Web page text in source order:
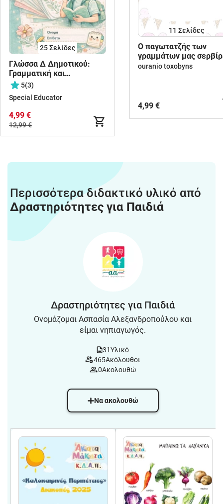
25Σελίδες
Γλώσσα Δ Δημοτικού:
Γραμματική και
Συντακτικό όλων των
ενοτήτων
5(3)
Special Educator
4,99 €
12,99 €
11 Σελίδες
O παγωτατζής των
γραμμάτων μας
κεφαλαία και πεζά!
ouranio toxobyns
4,99 €
Περισσότερα διδακτικό υλικό από
Δραστηριότητες για Παιδιά
Δραστηριότητες για Παιδιά
Ονομάζομαι Ασπασία Αλεξανδροπούλου και
είμαι νηπιαγωγός.
31Υλικό
465Ακόλουθοι
0Ακολουθώ
Να ακολουθώ